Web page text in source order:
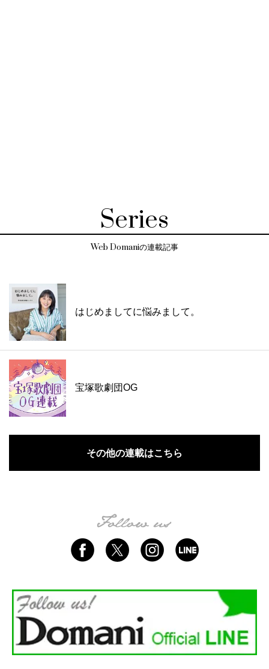
Series
Web Domaniの連載記事
はじめましてに悩みまして。
宝塚歌劇団OG
その他の連載はこちら